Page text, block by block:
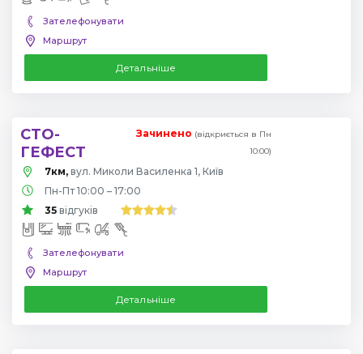
Зателефонувати
Маршрут
Детальніше
СТО-
ГЕФЕСТ
Зачинено (відкриється в Пн
10:00)
7км, вул. Миколи Василенка 1, Київ
Пн-Пт 10:00 – 17:00
35 відгуків
Зателефонувати
Маршрут
Детальніше